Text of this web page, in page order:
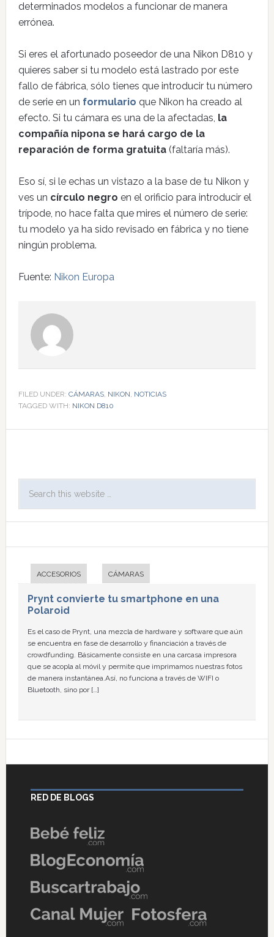
determinados modelos a funcionar de manera
errónea.
Si eres el afortunado poseedor de una Nikon D810 y
quieres saber si tu modelo está lastrado por este
fallo de fábrica, sólo tienes que introducir tu número
de serie en un formulario que Nikon ha creado al
efecto. Si tu cámara es una de la afectadas, la
compañía nipona se hará cargo de la
reparación de forma gratuita(faltaría más).
Eso sí, si le echas un vistazo a la base de tu Nikon y
ves un círculo negro en el orificio para introducir el
trípode, no hace falta que mires el número de serie:
tu modelo ya ha sido revisado en fábrica y no tiene
ningún problema.
Fuente: Nikon Europa
FILED UNDER: CÁMARAS, NIKON, NOTICIAS
TAGGED WITH: NIKON D810
ACCESORIOS CÁMARAS
Prynt convierte tu smartphone en una
Polaroid
Es el caso de Prynt, una mezcla de hardware y software que aún
se encuentra en fase de desarrollo y financiación a través de
crowdfunding. Básicamente consiste en una carcasa impresora
que se acopla al móvil y permite que imprimamos nuestras fotos
de manera instantánea.Así, no funciona a través de WIFI o
Bluetooth, sino por […]
RED DE BLOGS